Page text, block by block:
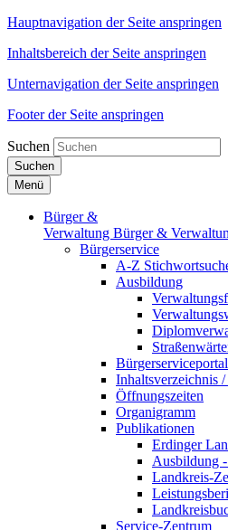
Hauptnavigation der Seite anspringen
Inhaltsbereich der Seite anspringen
Unternavigation der Seite anspringen
Footer der Seite anspringen
Suchen
Suchen
Menü
Bürger &
Verwaltung Bürger &
Bürgerservice
A-Z
Ausbildung
Bürgerserviceportal
Inhaltsverzeichnis
Öffnungszeiten
Organigramm
Publikationen
Erdinger
Ausbildung
Landkreis-
Service-Zentrum